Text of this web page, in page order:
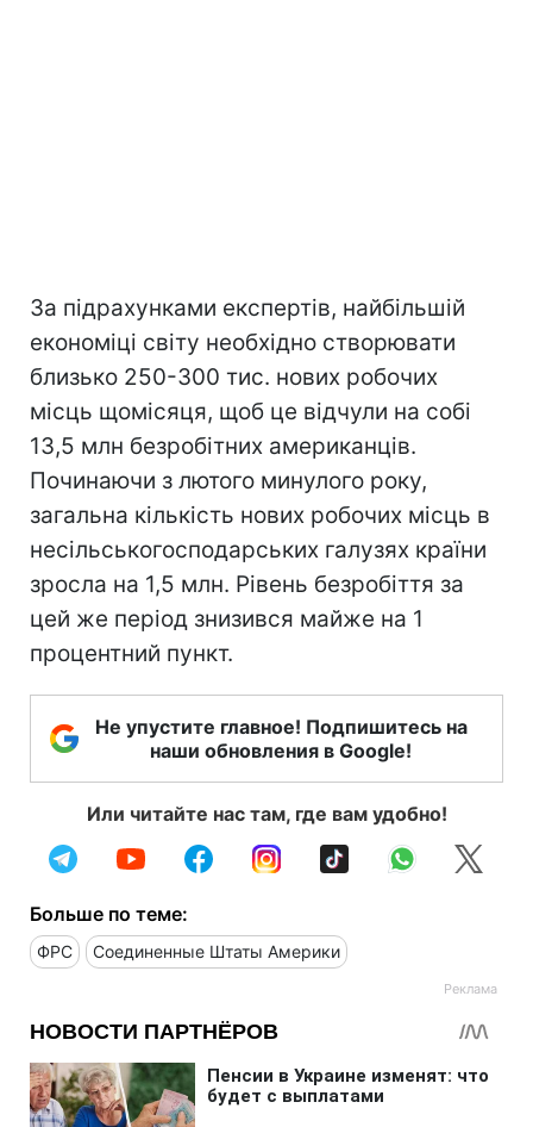
За підрахунками експертів, найбільшій
економіці світу необхідно створювати
близько 250-300 тис. нових робочих
місць щомісяця, щоб це відчули на собі
13,5 млн безробітних американців.
Починаючи з лютого минулого року,
загальна кількість нових робочих місць в
несільськогосподарських галузях країни
зросла на 1,5 млн. Рівень безробіття за
цей же період знизився майже на 1
процентний пункт.
Не упустите главное! Подпишитесь на
наши обновления в Google!
Или читайте нас там, где вам удобно!
Больше по теме:
ФРС Соединенные Штаты Америки